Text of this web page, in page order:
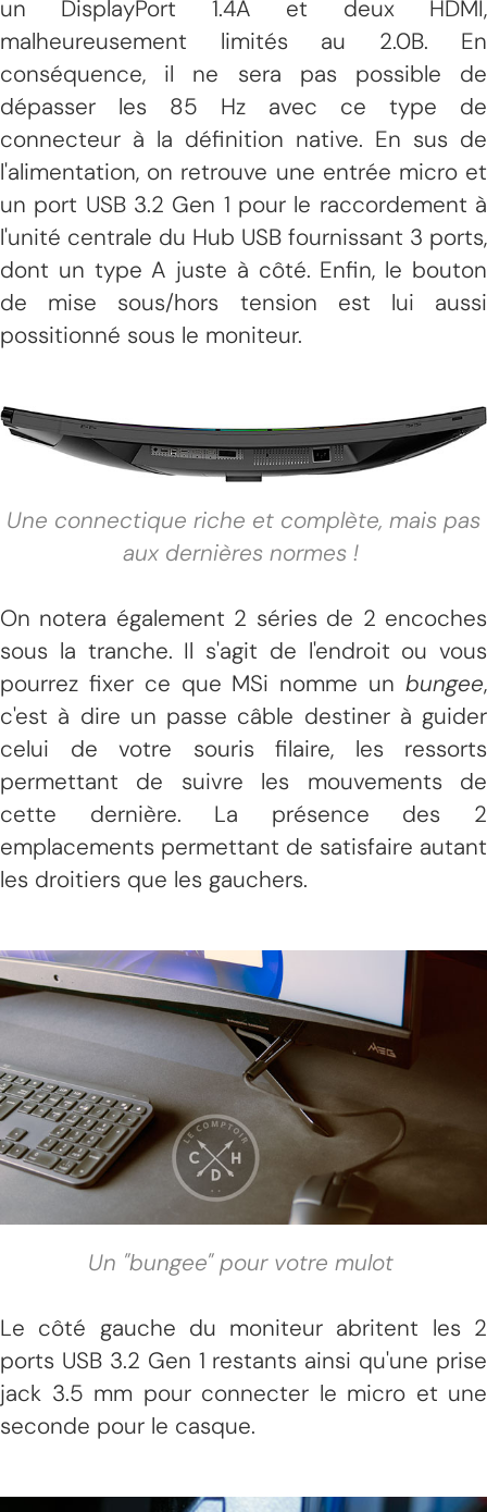
un DisplayPort 1.4A et deux HDMI,
malheureusement limités au 2.0B. En
conséquence, il ne sera pas possible de
dépasser les 85 Hz avec ce type de
connecteur à la définition native. En sus de
l'alimentation, on retrouve une entrée micro et
un port USB 3.2 Gen 1 pour le raccordement à
l'unité centrale du Hub USB fournissant 3 ports,
dont un type A juste à côté. Enfin, le bouton
de mise sous/hors tension est lui aussi
possitionné sous le moniteur.
Une connectique riche et complète, mais pas
aux dernières normes !
On notera également 2 séries de 2 encoches
sous la tranche. Il s'agit de l'endroit ou vous
pourrez fixer ce que MSi nomme un bungee,
c'est à dire un passe câble destiner à guider
celui de votre souris filaire, les ressorts
permettant de suivre les mouvements de
cette dernière. La présence des 2
emplacements permettant de satisfaire autant
les droitiers que les gauchers.
Un "bungee" pour votre mulot
Le côté gauche du moniteur abritent les 2
ports USB 3.2 Gen 1 restants ainsi qu'une prise
jack 3.5 mm pour connecter le micro et une
seconde pour le casque.